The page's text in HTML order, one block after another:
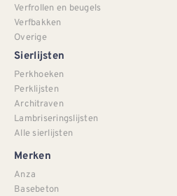
Verfrollen en beugels
Verfbakken
Overige
Sierlijsten
Perkhoeken
Perklijsten
Architraven
Lambriseringslijsten
Alle sierlijsten
Merken
Anza
Basebeton